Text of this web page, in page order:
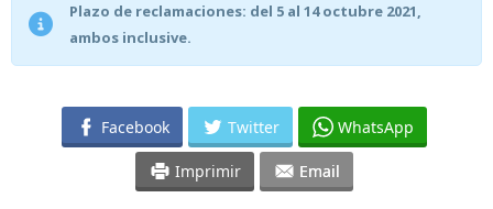
Plazo de reclamaciones: del 5 al 14 octubre 2021,
ambos inclusive.
Facebook Twitter WhatsApp
Imprimir Email